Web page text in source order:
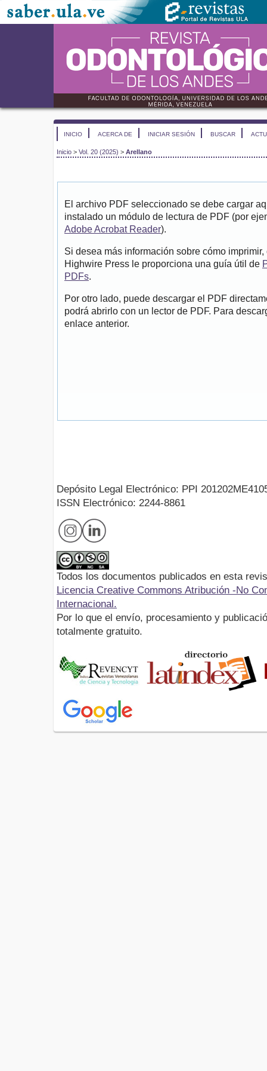
INICIO ACERCA DE INICIAR SESIÓN BUSCAR
Inicio > Vol. 20 (2025) > Arellano
El archivo PDF seleccionado se debe cargar
instalado un módulo de lectura de PDF (por
Adobe Acrobat Reader).
Si desea más información sobre cómo
Highwire Press le proporciona una guía útil de
PDFs.
Por otro lado, puede descargar el PDF
podrá abrirlo con un lector de PDF. Para
enlace anterior.
Depósito Legal Electrónico: PPI
ISSN Electrónico: 2244-8861
Todos los documentos publicados en esta
Licencia Creative Commons Atribución -No
Internacional.
Por lo que el envío, procesamiento y
totalmente gratuito.